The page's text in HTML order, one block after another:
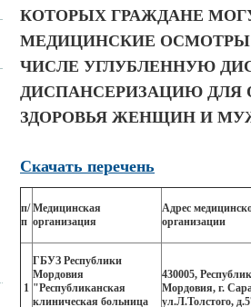
КОТОРЫХ ГРАЖДАНЕ
МЕДИЦИНСКИЕ
ЧИСЛЕ УГЛУБЛЕННУЮ
ДИСПАНСЕРИЗАЦИЮ ДЛЯ
ЗДОРОВЬЯ ЖЕНЩИН И
Скачать перечень
п/
п
Медицинская
организация
Адрес
организации
1
ГБУЗ Республики
Мордовия
"Республиканская
клиническая больница
430005,
Мордовия, г.
ул.Л.Толстого,